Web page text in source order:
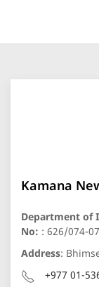
Kamana
Department of
No: : 626/074-
Address:
+977 01-